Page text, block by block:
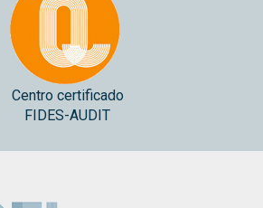
Centro certificado
FIDES-AUDIT